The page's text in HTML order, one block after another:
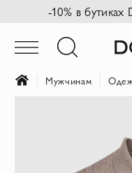
-10% в бутиках
Мужчинам